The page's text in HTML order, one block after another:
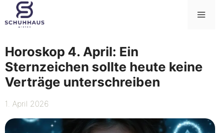
Zum
Inhalt
springen
Horoskop 4. April: Ein
Sternzeichen sollte heute keine
Verträge unterschreiben
1. April 2026